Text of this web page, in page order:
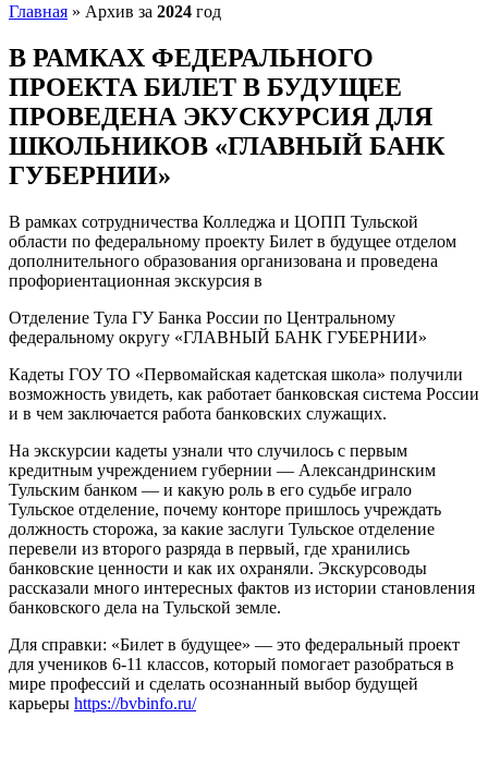
Главная » Архив за 2024 год
В РАМКАХ ФЕДЕРАЛЬНОГО
ПРОЕКТА БИЛЕТ В БУДУЩЕЕ
ПРОВЕДЕНА ЭКУСКУРСИЯ ДЛЯ
ШКОЛЬНИКОВ «ГЛАВНЫЙ БАНК
ГУБЕРНИИ»
В рамках сотрудничества Колледжа и ЦОПП Тульской
области по федеральному проекту Билет в будущее отделом
дополнительного образования организована и проведена
профориентационная экскурсия в
Отделение Тула ГУ Банка России по Центральному
федеральному округу «ГЛАВНЫЙ БАНК ГУБЕРНИИ»
Кадеты ГОУ ТО «Первомайская кадетская школа» получили
возможность увидеть, как работает банковская система России
и в чем заключается работа банковских служащих.
На экскурсии кадеты узнали что случилось с первым
кредитным учреждением губернии — Александринским
Тульским банком — и какую роль в его судьбе играло
Тульское отделение, почему конторе пришлось учреждать
должность сторожа, за какие заслуги Тульское отделение
перевели из второго разряда в первый, где хранились
банковские ценности и как их охраняли. Экскурсоводы
рассказали много интересных фактов из истории становления
банковского дела на Тульской земле.
Для справки: «Билет в будущее» — это федеральный проект
для учеников 6-11 классов, который помогает разобраться в
мире профессий и сделать осознанный выбор будущей
карьеры https://bvbinfo.ru/